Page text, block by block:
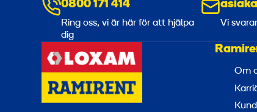
0800 171 414
Ring oss, vi är här för att hjälpa
dig
Vi
Om